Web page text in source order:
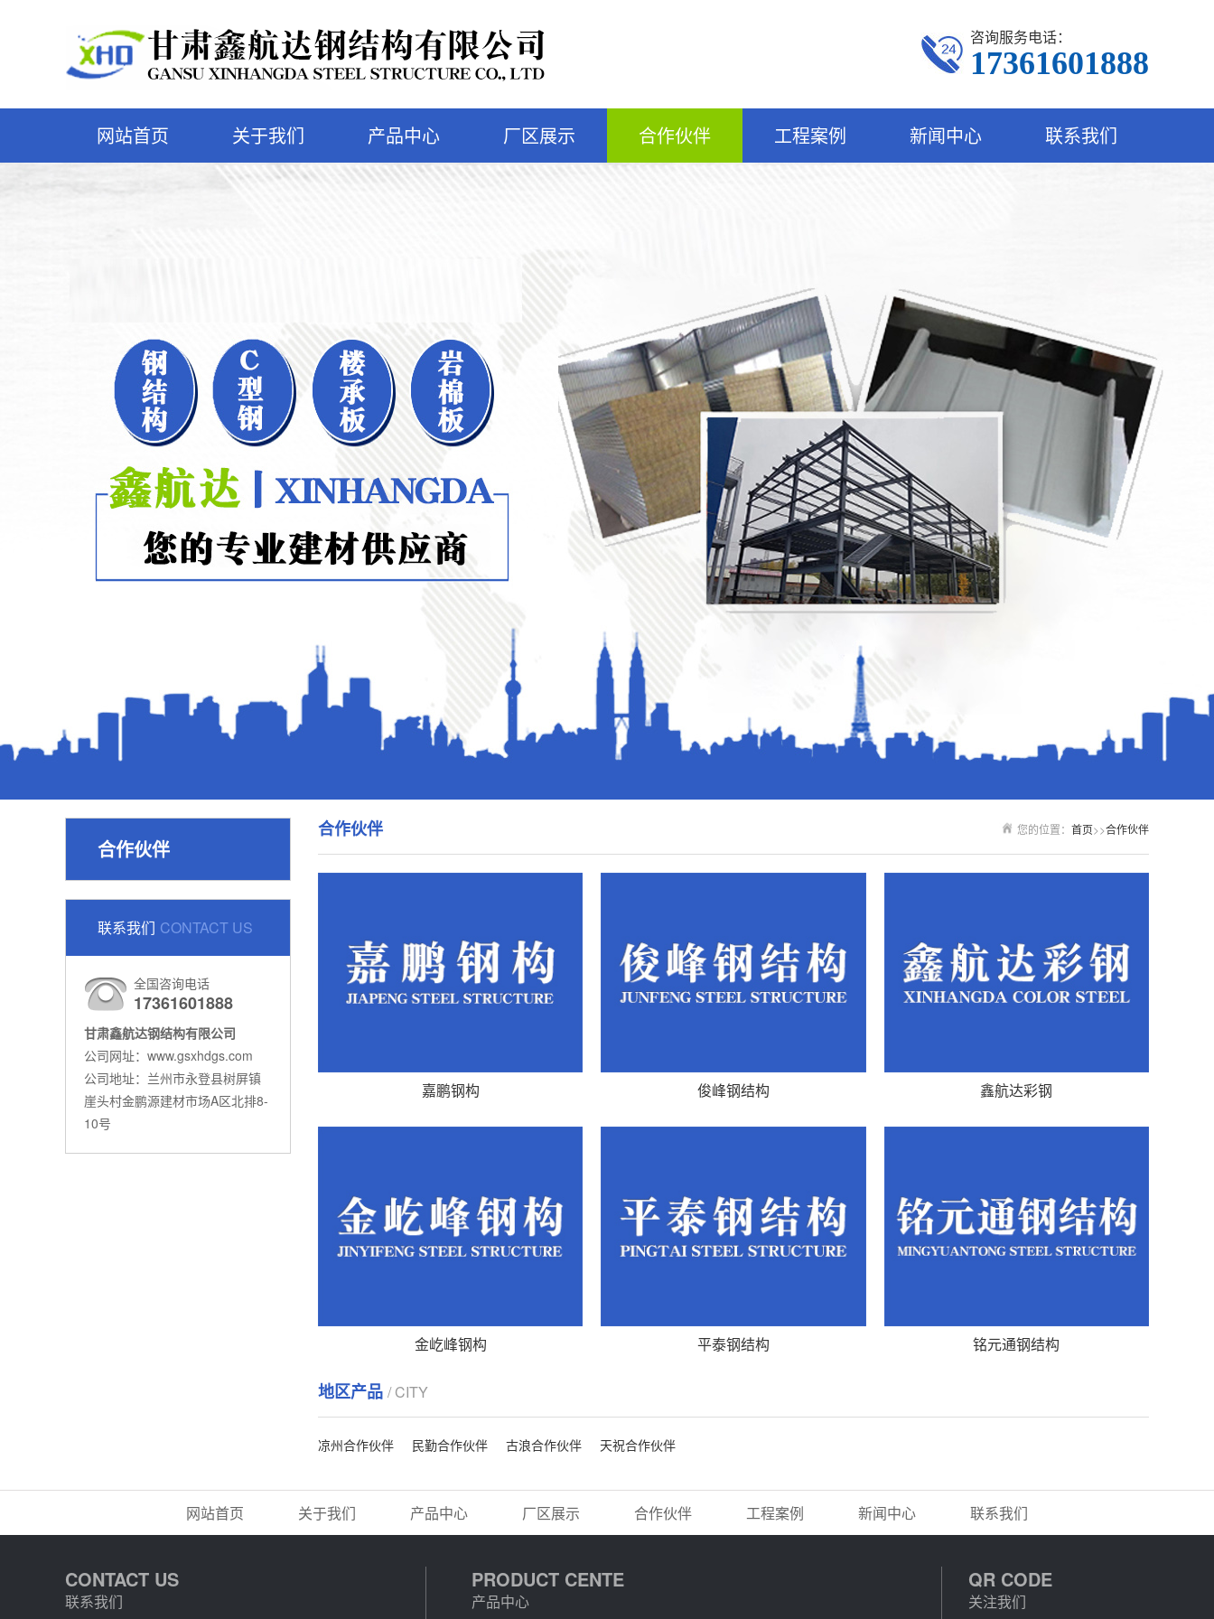
咨询服务电话：
17361601888
网站首页 关于我们 产品中心 厂区展示 合作伙伴 工程案例 新闻中心 联系我们
合作伙伴
联系我们 CONTACT US
全国咨询电话
17361601888
甘肃鑫航达钢结构有限公司
公司网址：www.gsxhdgs.com
公司地址：兰州市永登县树屏镇
崖头村金鹏源建材市场A区北排8-
10号
您的位置： 首页>>合作伙伴
合作伙伴
嘉鹏钢构 俊峰钢结构 鑫航达彩钢
金屹峰钢构 平泰钢结构 铭元通钢结构
地区产品 / CITY
凉州合作伙伴 民勤合作伙伴 古浪合作伙伴 天祝合作伙伴
网站首页 关于我们 产品中心 厂区展示 合作伙伴 工程案例 新闻中心 联系我们
CONTACT US
联系我们
PRODUCT CENTE
产品中心
QR CODE
关注我们